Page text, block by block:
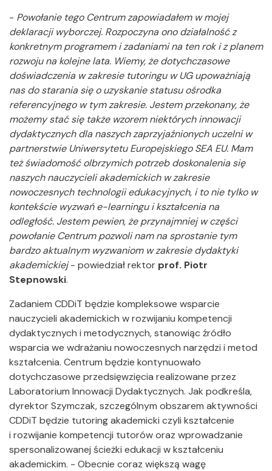
- Powołanie tego Centrum zapowiadałem w mojej
deklaracji wyborczej. Rozpoczyna ono działalność z
konkretnym programem i zadaniami na ten rok i z planem
rozwoju na kolejne lata. Wiemy, że dotychczasowe
doświadczenia w zakresie tutoringu w UG upoważniają
nas do starania się o uzyskanie statusu ośrodka
referencyjnego w tym zakresie. Jestem przekonany, że
możemy stać się także wzorem niektórych innowacji
dydaktycznych dla naszych zaprzyjaźnionych uczelni w
partnerstwie Uniwersytetu Europejskiego SEA EU. Mam
też świadomość olbrzymich potrzeb doskonalenia się
naszych nauczycieli akademickich w zakresie
nowoczesnych technologii edukacyjnych, i to nie tylko w
kontekście wyzwań e-learningu i kształcenia na
odległość. Jestem pewien, że przynajmniej w części
powołanie Centrum pozwoli nam na sprostanie tym
bardzo aktualnym wyzwaniom w zakresie dydaktyki
akademickiej- powiedział rektor prof. Piotr
Stepnowski.
Zadaniem CDDiT będzie kompleksowe wsparcie
nauczycieli akademickich w rozwijaniu kompetencji
dydaktycznych i metodycznych, stanowiąc źródło
wsparcia we wdrażaniu nowoczesnych narzędzi i metod
kształcenia. Centrum będzie kontynuowało
dotychczasowe przedsięwzięcia realizowane przez
Laboratorium Innowacji Dydaktycznych. Jak podkreśla,
dyrektor Szymczak, szczególnym obszarem aktywności
CDDiT będzie tutoring akademicki czyli kształcenie
i rozwijanie kompetencji tutorów oraz wprowadzanie
spersonalizowanej ścieżki edukacji w kształceniu
akademickim. - Obecnie coraz większą wagę